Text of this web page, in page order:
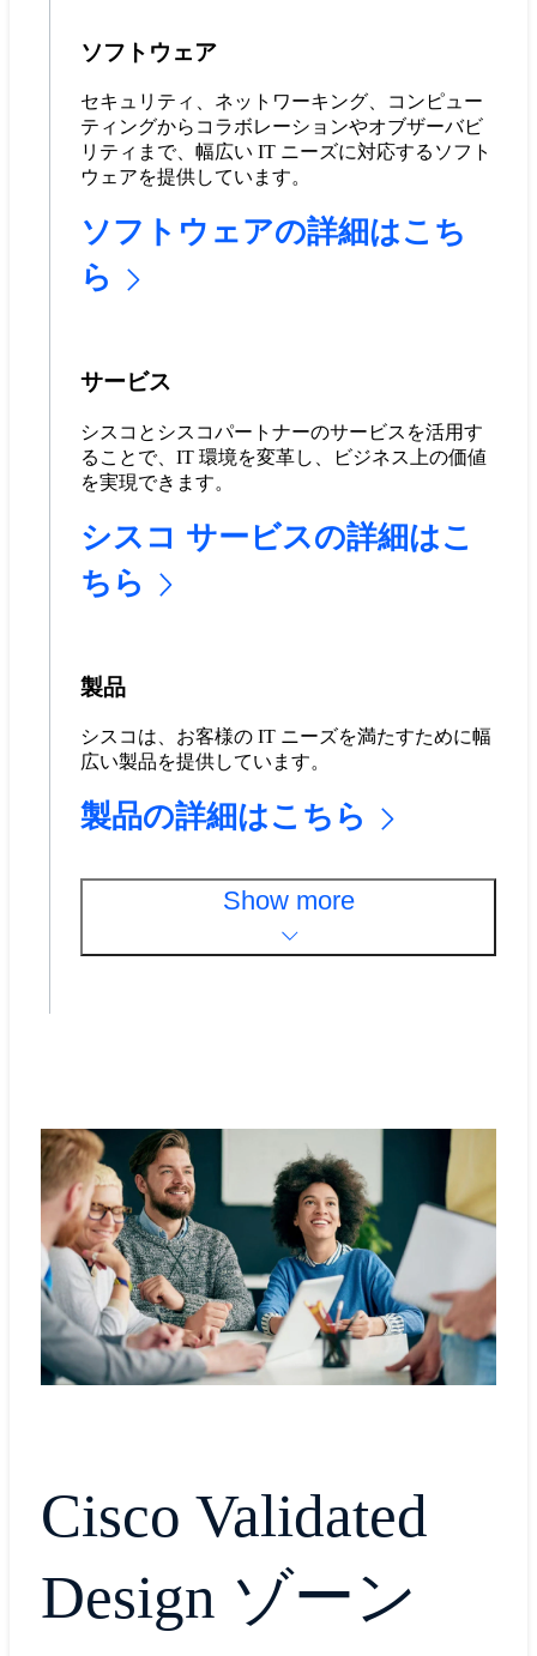
ソフトウェア
セキュリティ、ネットワーキング、コンピュー
ティングからコラボレーションやオブザーバビ
リティまで、幅広い IT ニーズに対応するソフト
ウェアを提供しています。
ソフトウェアの詳細はこち
ら
サービス
シスコとシスコパートナーのサービスを活用す
ることで、IT 環境を変革し、ビジネス上の価値
を実現できます。
シスコ サービスの詳細はこ
ちら
製品
シスコは、お客様の IT ニーズを満たすために幅
広い製品を提供しています。
製品の詳細はこちら
Show more
Cisco Validated
Design ゾーン